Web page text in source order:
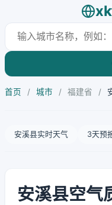
首页 / 城市 / 福建省 /
安溪县实时天气 3天预
安溪县空气